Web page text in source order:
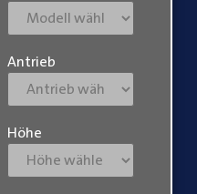
Antrieb
Höhe